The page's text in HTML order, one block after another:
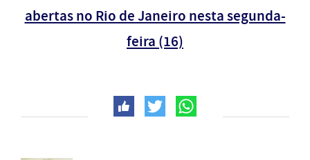
abertas no Rio de Janeiro nesta segunda-
feira (16)